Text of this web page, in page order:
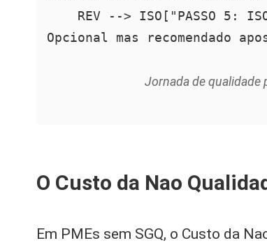
REV --> ISO["PASSO 5:
Opcional mas recomendado
Jornada de qualidade
O Custo da Nao
Em PMEs sem SGQ, o Custo da